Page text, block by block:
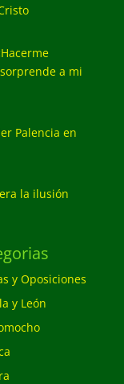
a mi
Palencia en
la ilusión
y Oposiciones
y León